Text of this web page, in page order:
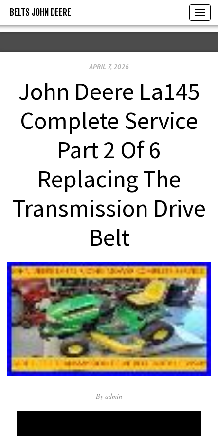
BELTS JOHN DEERE
T
o
g
n
BELTS JOHN DEERE
APRIL 7, 2026
John Deere La145
Complete Service
Part 2 Of 6
Replacing The
Transmission Drive
Belt
By admin